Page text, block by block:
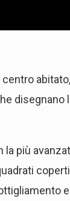
più
coperti